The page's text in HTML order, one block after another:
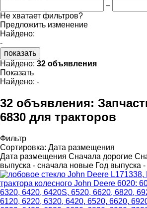
–
Не хватает фильтров?
Предложить изменение
Найдено:
-
показать
Найдено: 32 объявления
Показать
Найдено: -
32 объявления:
6830 для тракторов
Фильтр
Сортировка: Дата размещения
Дата размещения Сначала дорогие
выпуска - сначала новые Год выпуска